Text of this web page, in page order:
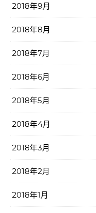
2018年9月
2018年8月
2018年7月
2018年6月
2018年5月
2018年4月
2018年3月
2018年2月
2018年1月